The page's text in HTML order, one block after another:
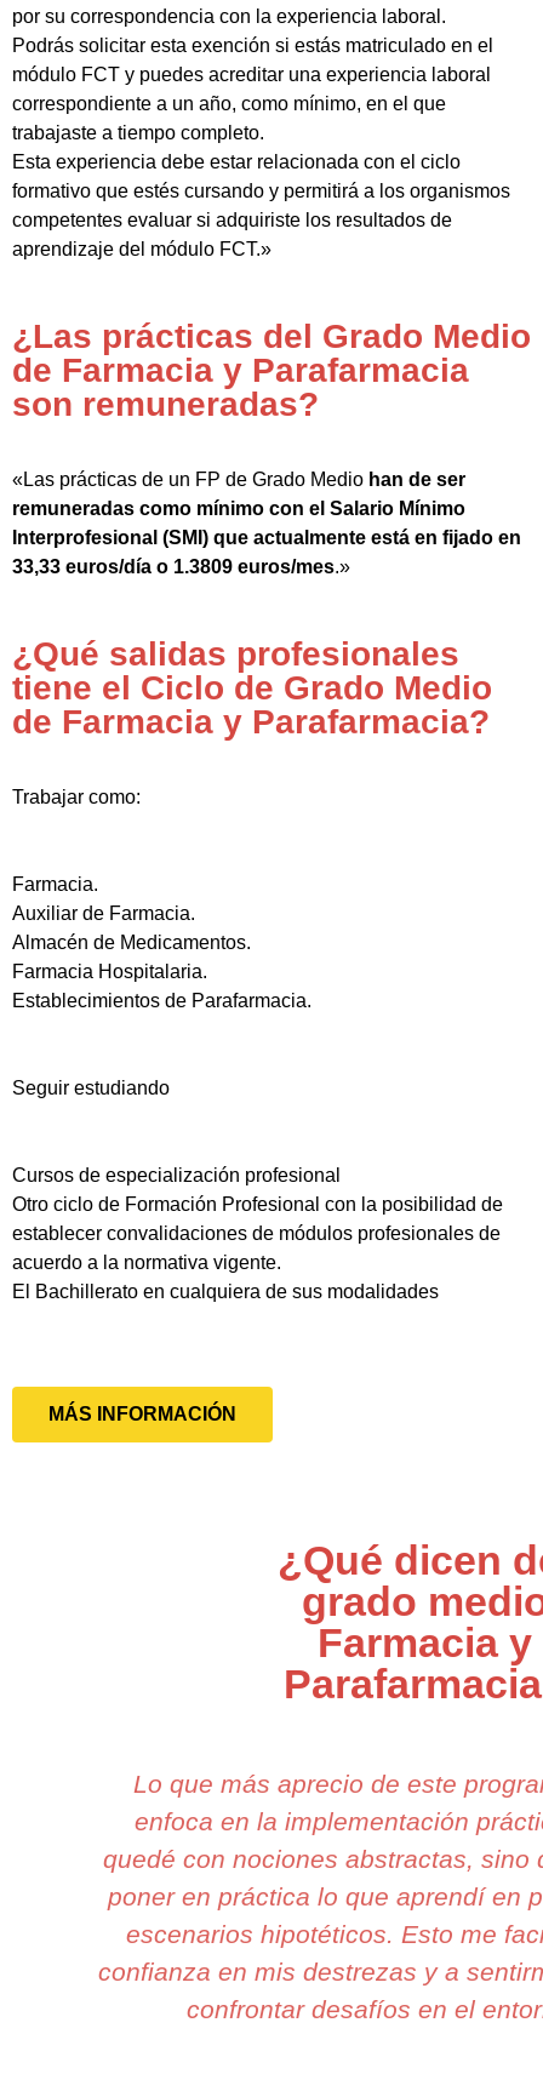
por su correspondencia con la experiencia laboral.
Podrás solicitar esta exención si estás matriculado en el
módulo FCT y puedes acreditar una experiencia laboral
correspondiente a un año, como mínimo, en el que
trabajaste a tiempo completo.
Esta experiencia debe estar relacionada con el ciclo
formativo que estés cursando y permitirá a los organismos
competentes evaluar si adquiriste los resultados de
aprendizaje del módulo FCT.»
¿Las prácticas del Grado Medio
de Farmacia y Parafarmacia
son remuneradas?
«Las prácticas de un FP de Grado Medio han de ser
remuneradas como mínimo con el Salario Mínimo
Interprofesional (SMI) que actualmente está en fijado en
33,33 euros/día o 1.3809 euros/mes.»
¿Qué salidas profesionales
tiene el Ciclo de Grado Medio
de Farmacia y Parafarmacia?
Trabajar como:
Farmacia.
Auxiliar de Farmacia.
Almacén de Medicamentos.
Farmacia Hospitalaria.
Establecimientos de Parafarmacia.
Seguir estudiando
Cursos de especialización profesional
Otro ciclo de Formación Profesional con la posibilidad de
establecer convalidaciones de módulos profesionales de
acuerdo a la normativa vigente.
El Bachillerato en cualquiera de sus modalidades
MÁS INFORMACIÓN
¿Qué dicen
grado
Farmacia y
Lo que más aprecio de este
enfoca en la implementación
quedé con nociones abstractas, sino
poner en práctica lo que aprendí en
escenarios hipotéticos. Esto me
confianza en mis destrezas y a
confrontar desafíos en el